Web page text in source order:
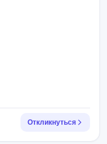
Откликнуться